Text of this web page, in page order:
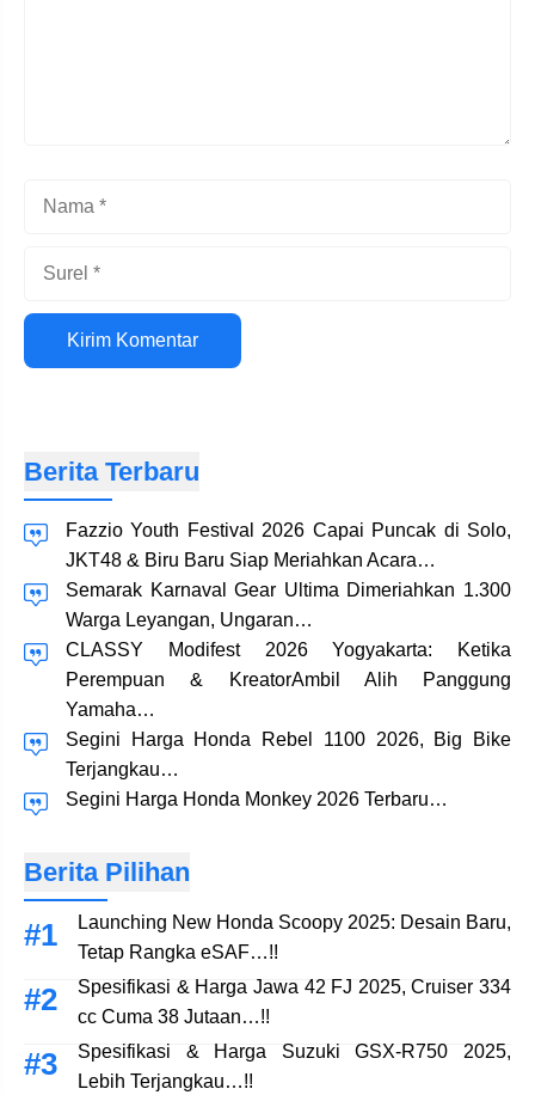
Situs
web
Berita Terbaru
Fazzio Youth Festival 2026 Capai Puncak di Solo,
JKT48 & Biru Baru Siap Meriahkan Acara…
Semarak Karnaval Gear Ultima Dimeriahkan 1.300
Warga Leyangan, Ungaran…
CLASSY Modifest 2026 Yogyakarta: Ketika
Perempuan & KreatorAmbil Alih Panggung
Yamaha…
Segini Harga Honda Rebel 1100 2026, Big Bike
Terjangkau…
Segini Harga Honda Monkey 2026 Terbaru…
Berita Pilihan
Launching New Honda Scoopy 2025: Desain Baru,
Tetap Rangka eSAF…!!
Spesifikasi & Harga Jawa 42 FJ 2025, Cruiser 334
cc Cuma 38 Jutaan…!!
Spesifikasi & Harga Suzuki GSX-R750 2025,
Lebih Terjangkau…!!